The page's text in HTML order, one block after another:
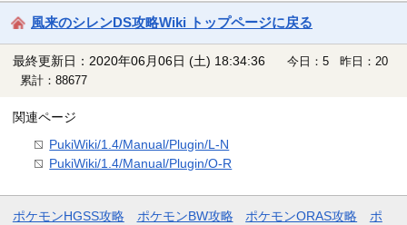
風来のシレンDS攻略Wiki トップページに戻る
最終更新日：2020年06月06日 (土) 18:34:36
今日：5 昨日：20
累計：88677
関連ページ
PukiWiki/1.4/Manual/Plugin/L-N
PukiWiki/1.4/Manual/Plugin/O-R
ポケモンHGSS攻略 ポケモンBW攻略 ポケモンORAS攻略
ポ